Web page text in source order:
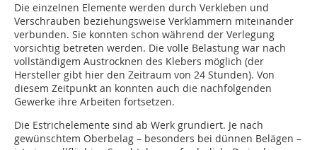
Die einzelnen Elemente werden durch Verkleben und
Verschrauben beziehungsweise Verklammern miteinander
verbunden. Sie konnten schon während der Verlegung
vorsichtig betreten werden. Die volle Belastung war nach
vollständigem Austrocknen des Klebers möglich (der
Hersteller gibt hier den Zeitraum von 24 Stunden). Von
diesem Zeitpunkt an konnten auch die nachfolgenden
Gewerke ihre Arbeiten fortsetzen.
Die Estrichelemente sind ab Werk grundiert. Je nach
gewünschtem Oberbelag – besonders bei dünnen Belägen –